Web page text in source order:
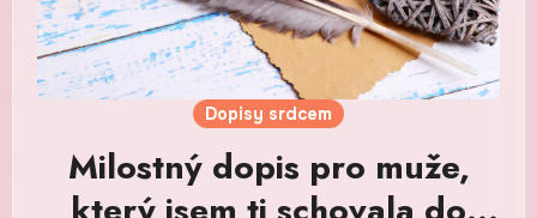
Dopisy srdcem
Milostný dopis pro muže,